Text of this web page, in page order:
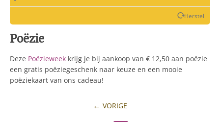
Herstel
Poëzie
Deze Poëzieweek krijg je bij aankoop van € 12,50 aan poëzie
een gratis poëziegeschenk naar keuze en een mooie
poëziekaart van ons cadeau!
VORIGE